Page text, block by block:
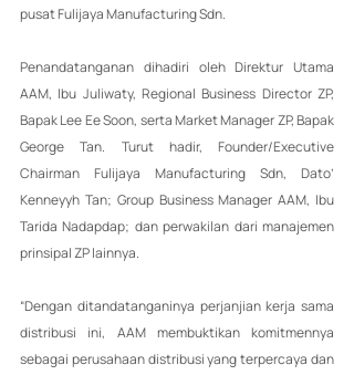
pusat Fulijaya Manufacturing Sdn.
Penandatanganan dihadiri oleh Direktur Utama
AAM, Ibu Juliwaty, Regional Business Director ZP,
Bapak Lee Ee Soon, serta Market Manager ZP, Bapak
George Tan. Turut hadir, Founder/Executive
Chairman Fulijaya Manufacturing Sdn, Dato’
Kenneyyh Tan; Group Business Manager AAM, Ibu
Tarida Nadapdap; dan perwakilan dari manajemen
prinsipal ZP lainnya.
“Dengan ditandatanganinya perjanjian kerja sama
distribusi ini, AAM membuktikan komitmennya
sebagai perusahaan distribusi yang terpercaya dan